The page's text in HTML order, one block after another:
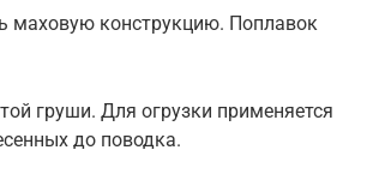
маховую конструкцию. Поплавок
груши. Для огрузки применяется
до поводка.